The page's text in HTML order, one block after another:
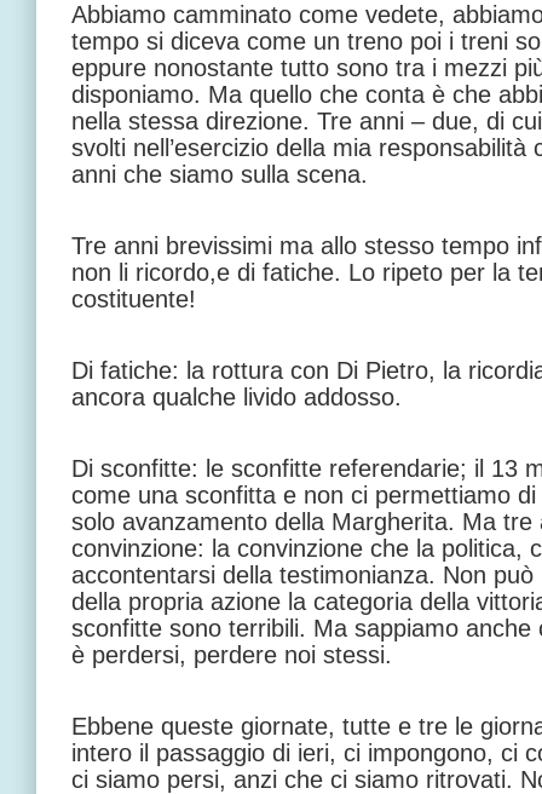
Abbiamo camminato come vedete,
tempo si diceva come un treno poi i treni
eppure nonostante tutto sono tra i mezzi
disponiamo. Ma quello che conta è che
nella stessa direzione. Tre anni – due, di
svolti nell’esercizio della mia
anni che siamo sulla scena.
Tre anni brevissimi ma allo stesso tempo
non li ricordo,e di fatiche. Lo ripeto per la
costituente!
Di fatiche: la rottura con Di Pietro, la
ancora qualche livido addosso.
Di sconfitte: le sconfitte referendarie; il 13
come una sconfitta e non ci permettiamo
solo avanzamento della Margherita. Ma tre
convinzione: la convinzione che la politica,
accontentarsi della testimonianza. Non
della propria azione la categoria della
sconfitte sono terribili. Ma sappiamo
è perdersi, perdere noi stessi.
Ebbene queste giornate, tutte e tre le
intero il passaggio di ieri, ci impongono, ci
ci siamo persi, anzi che ci siamo ritrovati.